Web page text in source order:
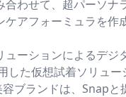
合わせて、超パーソナ
ケアフォーミュラを作
ューションによるデジ
した仮想試着ソリュ
ブランドは、Snap